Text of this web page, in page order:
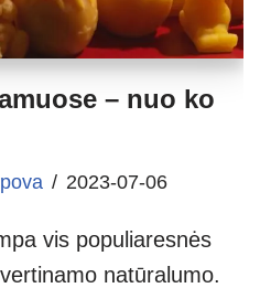
– nuo ko
2023-07-06
vis populiaresnės
natūralumo.